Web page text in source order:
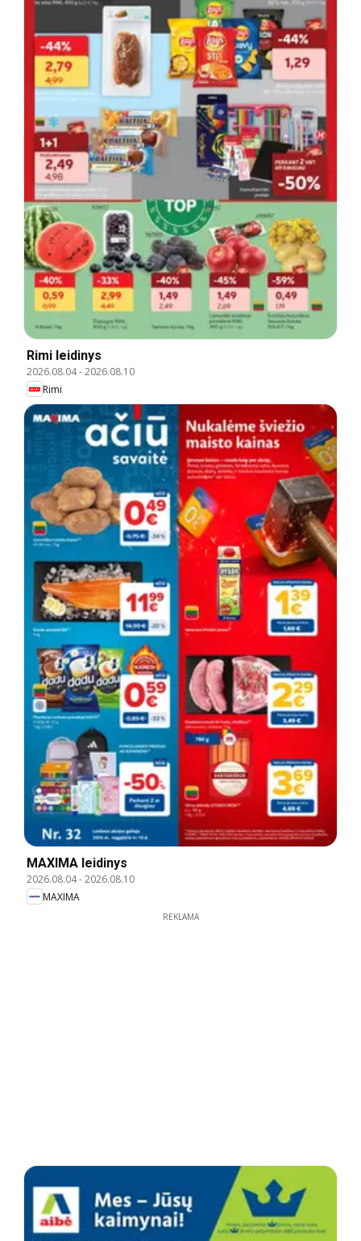
Rimi leidinys
2026.08.04-2026.08.10
Rimi
MAXIMA leidinys
2026.08.04-2026.08.10
MAXIMA
REKLAMA